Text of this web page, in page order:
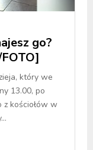
go?
który we
13.00, po
z kościołów w